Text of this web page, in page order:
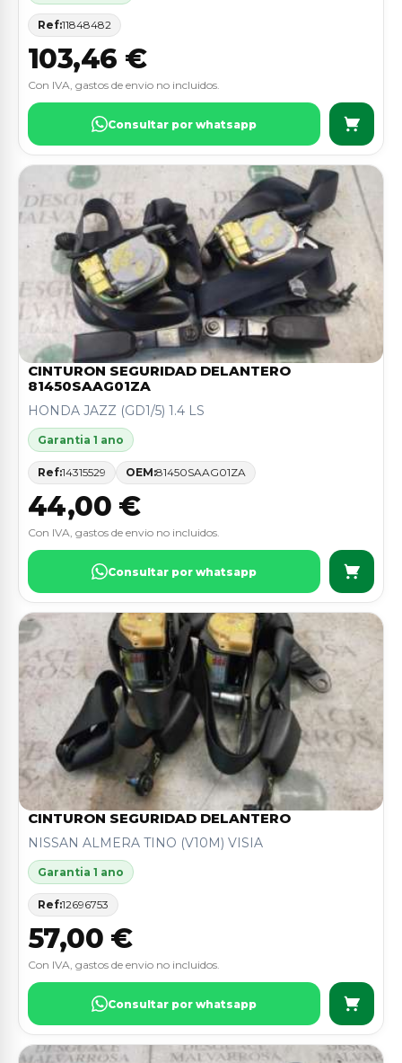
Ref:11848482
103,46 €
Con IVA, gastos de envio no incluidos.
Consultar por whatsapp
CINTURON SEGURIDAD DELANTERO
81450SAAG01ZA
HONDA JAZZ (GD1/5) 1.4 LS
Garantia 1 ano
Ref:14315529 OEM:81450SAAG01ZA
44,00 €
Con IVA, gastos de envio no incluidos.
Consultar por whatsapp
CINTURON SEGURIDAD DELANTERO
NISSAN ALMERA TINO (V10M) VISIA
Garantia 1 ano
Ref:12696753
57,00 €
Con IVA, gastos de envio no incluidos.
Consultar por whatsapp